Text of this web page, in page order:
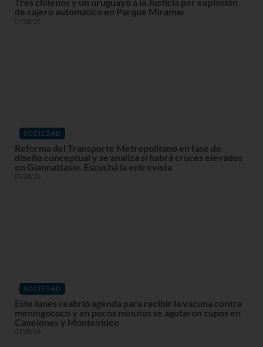
de cajero automático en Parque Miramar
07/08/26
SOCIEDAD
Reforma del Transporte Metropolitano en fase de
diseño conceptual y se analiza si habrá cruces elevados
en Giannattasio. Escuchá la entrevista
05/08/26
SOCIEDAD
Este lunes reabrió agenda para recibir la vacuna contra
meningococo y en pocos minutos se agotaron cupos en
Canelones y Montevideo
03/08/26